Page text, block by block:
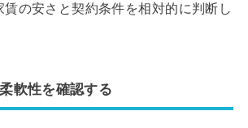
賃の安さと契約条件を相対的に判断し
軟性を確認する